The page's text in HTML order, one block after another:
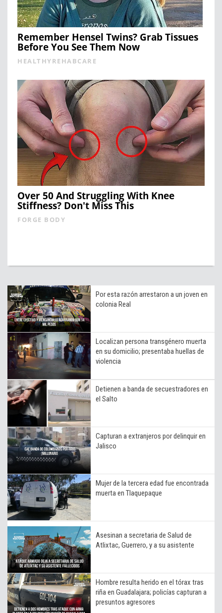
Remember Hensel Twins? Grab Tissues
Before You See Them Now
HEALTHYREHABCARE
Over 50 And Struggling With Knee
Stiffness? Don't Miss This
FORGE BODY
Por esta razón arrestaron a un joven en
colonia Real
Localizan persona transgénero muerta
en su domicilio; presentaba huellas de
violencia
Detienen a banda de secuestradores en
el Salto
Capturan a extranjeros por delinquir en
Jalisco
Mujer de la tercera edad fue encontrada
muerta en Tlaquepaque
Asesinan a secretaria de Salud de
Atlixtac, Guerrero, y a su asistente
Hombre resulta herido en el tórax tras
riña en Guadalajara; policías capturan a
presuntos agresores